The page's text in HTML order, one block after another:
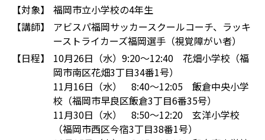
【対象】
福岡市立小学校の4年生
【講師】
アビスパ福岡サッカースクールコーチ、ラッキ
ーストライカーズ福岡選手（視覚障がい者）
【日程】
10月26日（水）9:20～12:40 花畑小学校（福
岡市南区花畑3丁目34番1号）
11月16日（水） 8:40～12:05 飯倉中央小学
校（福岡市早良区飯倉3丁目6番35号）
11月30日（水） 8:50～12:20 玄洋小学校
（福岡市西区今宿3丁目38番1号）